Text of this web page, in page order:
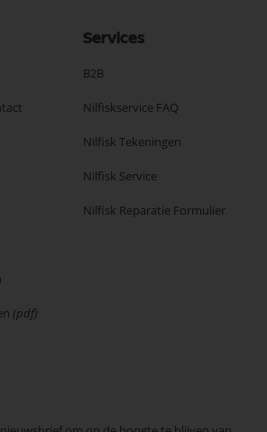
(pdf)
Services
B2B
Nilfiskservice FAQ
Nilfisk Tekeningen
Nilfisk Service
Nilfisk Reparatie Formulier